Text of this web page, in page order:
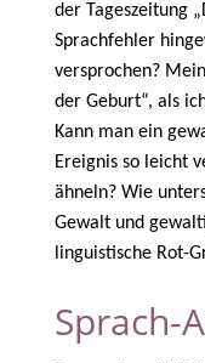
der Tageszeitung
Sprachfehler
versprochen?
der Geburt“, als
Kann man ein
Ereignis so leicht
ähneln? Wie
Gewalt und
linguistische Rot-
Sprach-